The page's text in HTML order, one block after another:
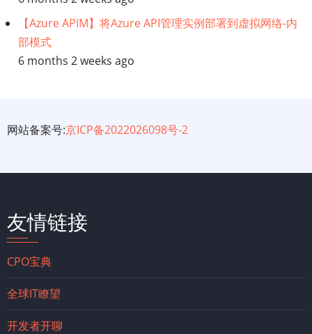
【Azure APIM】将Azure API管理实例部署到虚拟网络-内
部模式
6 months 2 weeks ago
网站备案号:京ICP备2022026098号-2
友情链接
CPO宝典
全球IT瞭望
开发者开聊